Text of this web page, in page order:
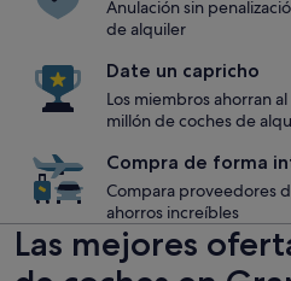
Anulación sin
de alquiler
Date un capricho
Los miembros ahorran
millón de coches de
Compra de forma
Compara proveedores
ahorros increíbles
Las mejores